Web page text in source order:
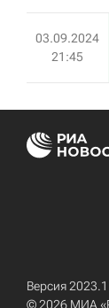
03.09.2024
21:45
Версия 2023.1
© 2026 МИА